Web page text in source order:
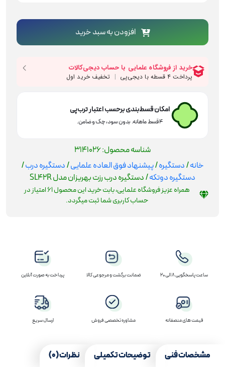
مدل
SL42R
عدد
افزودن به سبد خرید
امکان قسط‌بندی برحسب اعتبار ترب‌پی
۴ قسط ماهانه. بدون سود، چک و ضامن.
شناسه محصول:3141026
خانه/دستگیره/پیشنهاد فوق العاده علمایی/دستگیره درب/
دستگیره دوتکه/ دستگیره درب رزت بهریزان مدل SL42R
همراه عزیز فروشگاه علمایی، بابت خرید این محصول61امتیاز در
حساب کاربری شما ثبت میگردد.
ساعت پاسخگویی 8 الی 20 ضمانت برگشت و مرجوعی کالا پرداخت به صورت آنلاین
قیمت های منصفانه مشاوره تخصصی فروش ارسال سریع
مشخصات فنی توضیحات تکمیلی نظرات (0)